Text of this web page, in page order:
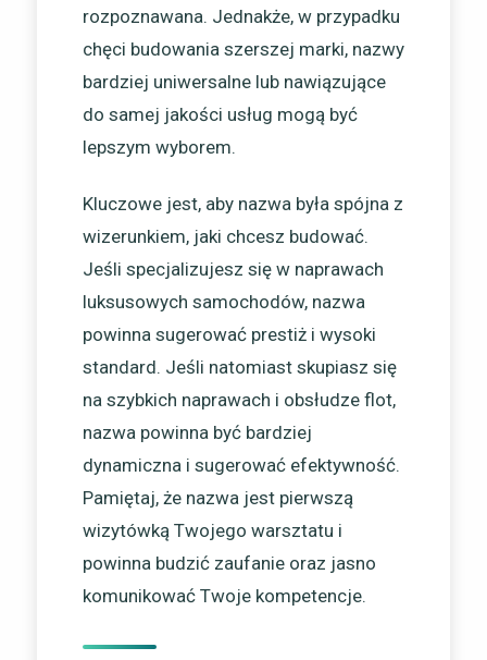
rozpoznawana. Jednakże, w przypadku
chęci budowania szerszej marki, nazwy
bardziej uniwersalne lub nawiązujące
do samej jakości usług mogą być
lepszym wyborem.
Kluczowe jest, aby nazwa była spójna z
wizerunkiem, jaki chcesz budować.
Jeśli specjalizujesz się w naprawach
luksusowych samochodów, nazwa
powinna sugerować prestiż i wysoki
standard. Jeśli natomiast skupiasz się
na szybkich naprawach i obsłudze flot,
nazwa powinna być bardziej
dynamiczna i sugerować efektywność.
Pamiętaj, że nazwa jest pierwszą
wizytówką Twojego warsztatu i
powinna budzić zaufanie oraz jasno
komunikować Twoje kompetencje.